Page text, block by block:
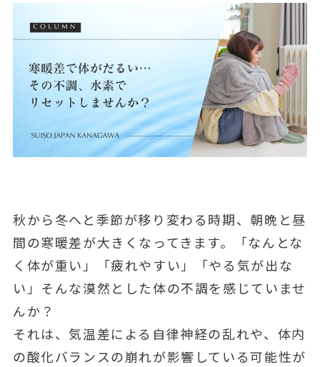
秋から冬へと季節が移り変わる時期、朝晩と昼
間の寒暖差が大きくなってきます。「なんとな
く体が重い」「疲れやすい」「やる気が出な
い」そんな漠然とした体の不調を感じていませ
んか？
それは、気温差による自律神経の乱れや、体内
の酸化バランスの崩れが影響している可能性が